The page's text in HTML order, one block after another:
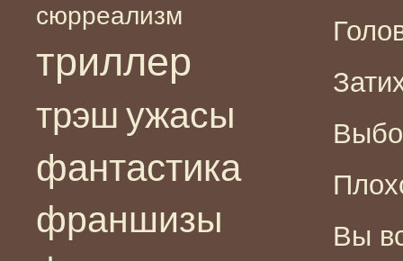
сюрреализм
триллер
трэш ужасы
фантастика
франшизы
Вы